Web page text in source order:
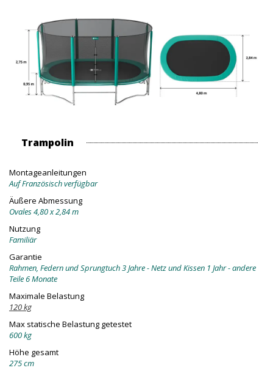
Trampolin
Montageanleitungen
Auf Französisch verfügbar
Äußere Abmessung
Ovales 4,80 x 2,84 m
Nutzung
Familiär
Garantie
Rahmen, Federn und Sprungtuch 3 Jahre - Netz und Kissen 1 Jahr - andere
Teile 6 Monate
Maximale Belastung
120 kg
Max statische Belastung getestet
600 kg
Höhe gesamt
275 cm